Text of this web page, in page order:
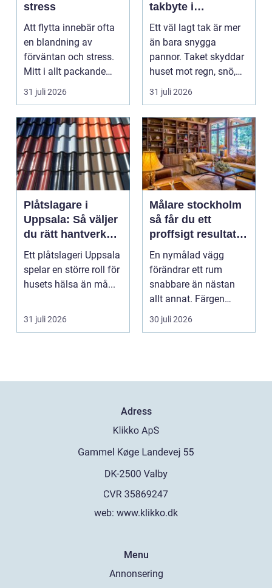
stress
Att flytta innebär ofta
en blandning av
förväntan och stress.
Mitt i allt packande
och planerande dy...
31 juli 2026
takbyte i
värmländskt klimat
Ett väl lagt tak är mer
än bara snygga
pannor. Taket skyddar
huset mot regn, snö,
blåst och stark vå...
31 juli 2026
Plåtslagare i
Uppsala: Så väljer
du rätt hantverkare
för tak och fasad
Ett plåtslageri Uppsala
spelar en större roll för
husets hälsa än må...
31 juli 2026
Målare stockholm
så får du ett
proffsigt resultat
hemma
En nymålad vägg
förändrar ett rum
snabbare än nästan
allt annat. Färgen
påverkar hur vi
upplever lju...
30 juli 2026
Adress
web: www.klikko.dk
Menu
Annonsering